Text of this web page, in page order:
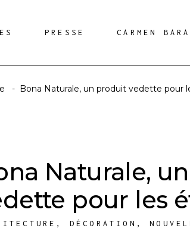
PRESSE CARMEN
- Bona Naturale, un produit vedette pour
Naturale,
pour les
, DÉCORATION ,